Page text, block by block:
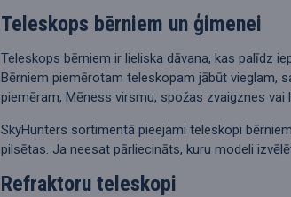
Teleskops bērniem un ģimenei
Teleskops bērniem ir lieliska dāvana, kas palīdz
Bērniem piemērotam teleskopam jābūt vieglam,
piemēram, Mēness virsmu, spožas zvaigznes vai
SkyHunters sortimentā pieejami teleskopi
pilsētas. Ja neesat pārliecināts, kuru modeli
Refraktoru teleskopi